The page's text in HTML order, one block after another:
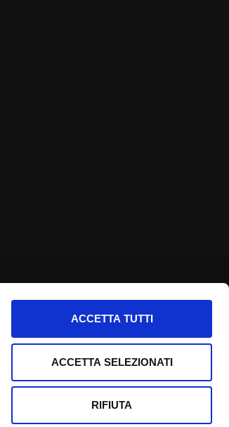
ACCETTA TUTTI
ACCETTA SELEZIONATI
RIFIUTA